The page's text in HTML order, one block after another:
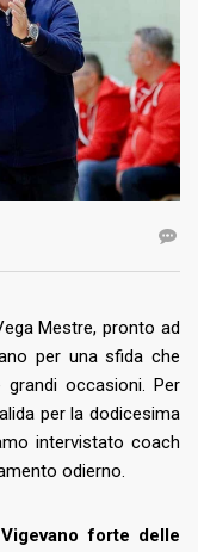
Mestre, pronto ad
per una sfida che
grandi occasioni. Per
per la dodicesima
intervistato coach
odierno.
forte delle